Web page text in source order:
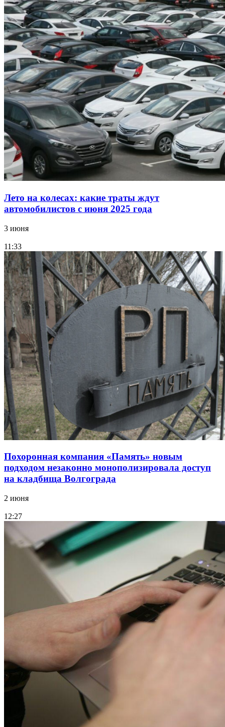
Лето на колесах: какие траты ждут
автомобилистов с июня 2025 года
3 июня
11:33
Похоронная компания «Память» новым
подходом незаконно монополизировала доступ
на кладбища Волгограда
2 июня
12:27